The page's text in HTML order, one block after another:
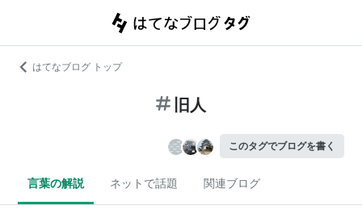
はてなブログ トップ
旧人
このタグでブログを書く
言葉の解説 ネットで話題 関連ブログ